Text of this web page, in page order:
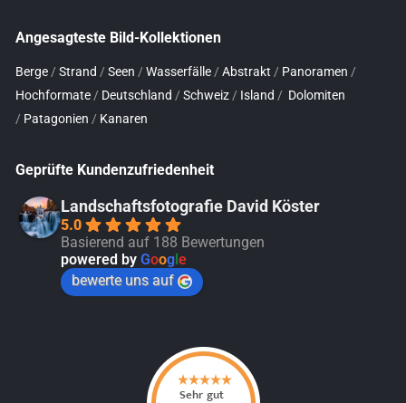
Angesagteste Bild-Kollektionen
Berge / Strand / Seen / Wasserfälle / Abstrakt / Panoramen /
Hochformate / Deutschland / Schweiz / Island / Dolomiten
/ Patagonien / Kanaren
Geprüfte Kundenzufriedenheit
Landschaftsfotografie David Köster
5.0
Basierend auf 188 Bewertungen
powered by Google
bewerte uns auf